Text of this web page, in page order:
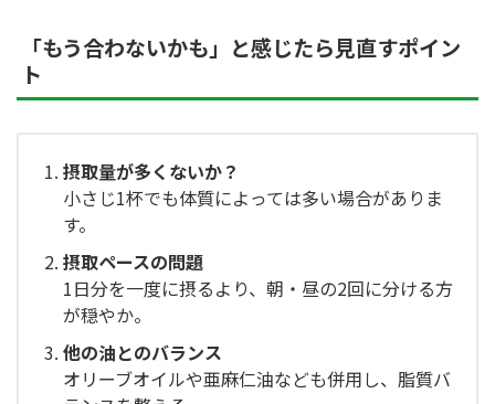
「もう合わないかも」と感じたら見直すポイン
ト
摂取量が多くないか？
小さじ1杯でも体質によっては多い場合がありま
す。
摂取ペースの問題
1日分を一度に摂るより、朝・昼の2回に分ける方
が穏やか。
他の油とのバランス
オリーブオイルや亜麻仁油なども併用し、脂質バ